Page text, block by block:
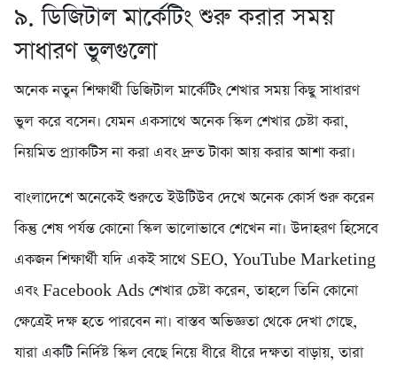
৯. ডিজিটাল মার্কেটিং শুরু করার সময়
সাধারণ ভুলগুলো
অনেক নতুন শিক্ষার্থী ডিজিটাল মার্কেটিং শেখার সময় কিছু সাধারণ
ভুল করে বসেন। যেমন একসাথে অনেক স্কিল শেখার চেষ্টা করা,
নিয়মিত প্র্যাকটিস না করা এবং দ্রুত টাকা আয় করার আশা করা।
বাংলাদেশে অনেকেই শুরুতে ইউটিউব দেখে অনেক কোর্স শুরু করেন
কিন্তু শেষ পর্যন্ত কোনো স্কিল ভালোভাবে শেখেন না। উদাহরণ হিসেবে
একজন শিক্ষার্থী যদি একই সাথে SEO, YouTube Marketing
এবং Facebook Ads শেখার চেষ্টা করেন, তাহলে তিনি কোনো
ক্ষেত্রেই দক্ষ হতে পারবেন না। বাস্তব অভিজ্ঞতা থেকে দেখা গেছে,
যারা একটি নির্দিষ্ট স্কিল বেছে নিয়ে ধীরে ধীরে দক্ষতা বাড়ায়, তারা